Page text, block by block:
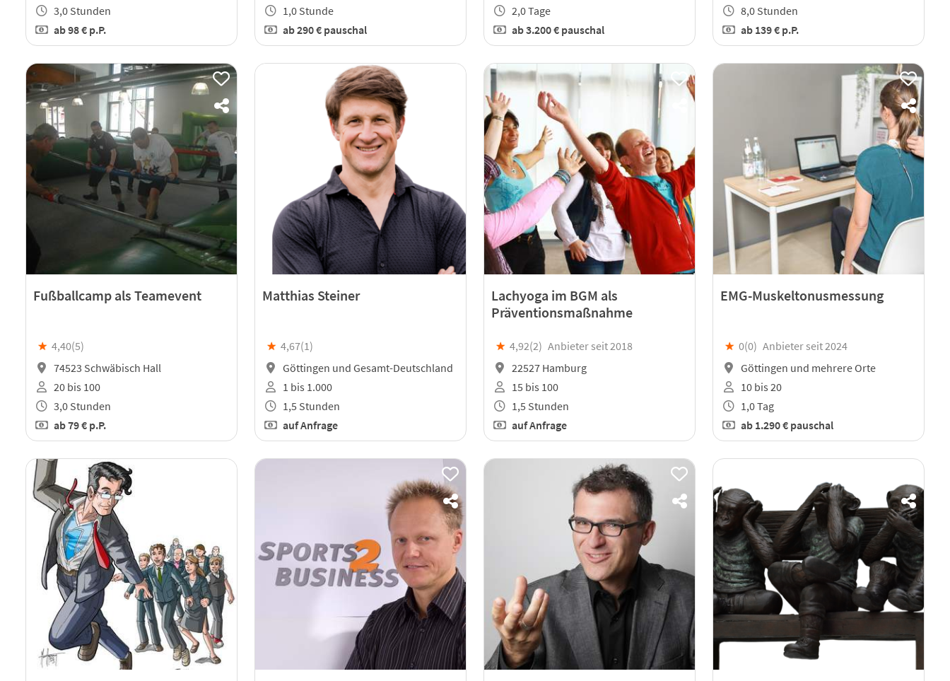
3,0 Stunden
ab98 € p.P.
1,0 Stunde
ab290 € pauschal
2,0 Tage
ab3.200 € pauschal
8,0 Stunden
ab 139 € p.P.
Fußballcamp als Teamevent
★ 4,40(5)
74523 Schwäbisch Hall
20 bis 100
3,0 Stunden
ab79 € p.P.
Matthias Steiner
★ 4,67(1 )
Göttingen und Gesamt-Deutschland
1 bis 1.000
1,5 Stunden
auf Anfrage
Lachyoga im BGM als
Präventionsmaßnahme
★ 4,92(2) Anbieter seit 2018
22527 Hamburg
15 bis 100
1,5 Stunden
auf Anfrage
EMG-Muskeltonusmessung
★ 0(0) Anbieter seit 2024
Göttingen und mehrere Orte
10 bis 20
1,0 Tag
ab 1.290 € pauschal